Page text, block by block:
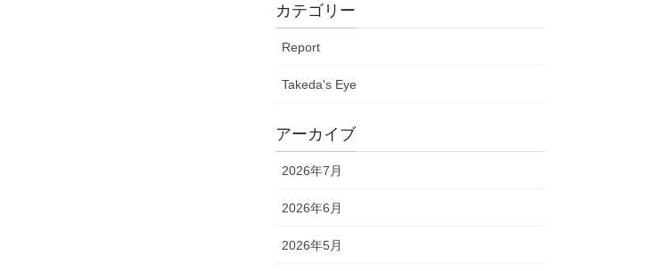
カテゴリー
Report
Takeda's Eye
アーカイブ
2026年7月
2026年6月
2026年5月